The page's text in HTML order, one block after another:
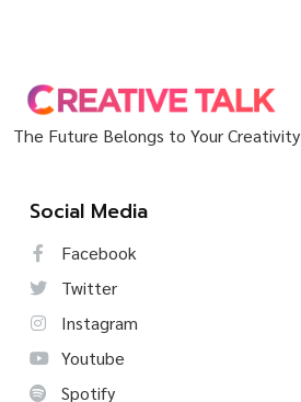
The Future Belongs to Your Creativity
Social Media
Facebook
Twitter
Instagram
Youtube
Spotify